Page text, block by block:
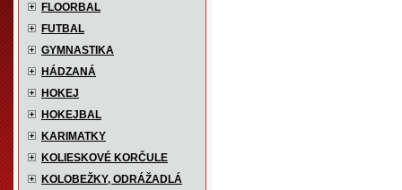
FLOORBAL
FUTBAL
GYMNASTIKA
HÁDZANÁ
HOKEJ
HOKEJBAL
KARIMATKY
KOLIESKOVÉ KORČULE
KOLOBEŽKY, ODRÁŽADLÁ